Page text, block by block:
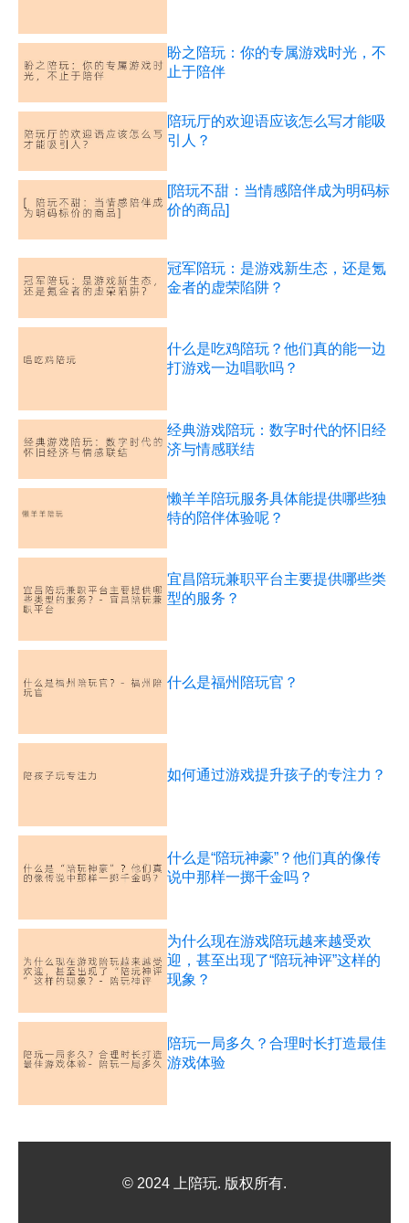
盼之陪玩：你的专属游戏时光，不
止于陪伴
陪玩厅的欢迎语应该怎么写才能吸
引人？
[陪玩不甜：当情感陪伴成为明码标
价的商品]
冠军陪玩：是游戏新生态，还是氪
金者的虚荣陷阱？
什么是吃鸡陪玩？他们真的能一边
打游戏一边唱歌吗？
经典游戏陪玩：数字时代的怀旧经
济与情感联结
懒羊羊陪玩服务具体能提供哪些独
特的陪伴体验呢？
宜昌陪玩兼职平台主要提供哪些类
型的服务？
什么是福州陪玩官？
如何通过游戏提升孩子的专注力？
什么是“陪玩神豪”？他们真的像传
说中那样一掷千金吗？
为什么现在游戏陪玩越来越受欢
迎，甚至出现了“陪玩神评”这样的
现象？
陪玩一局多久？合理时长打造最佳
游戏体验
© 2024 上陪玩. 版权所有.